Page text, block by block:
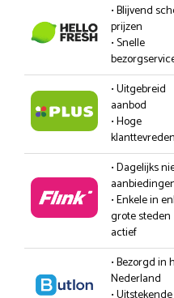
• Blijvend
prijzen
• Snelle
• Uitgebreid
aanbod
• Hoge
• Dagelijks
• Enkele in
grote steden
actief
• Bezorgd in
Nederland